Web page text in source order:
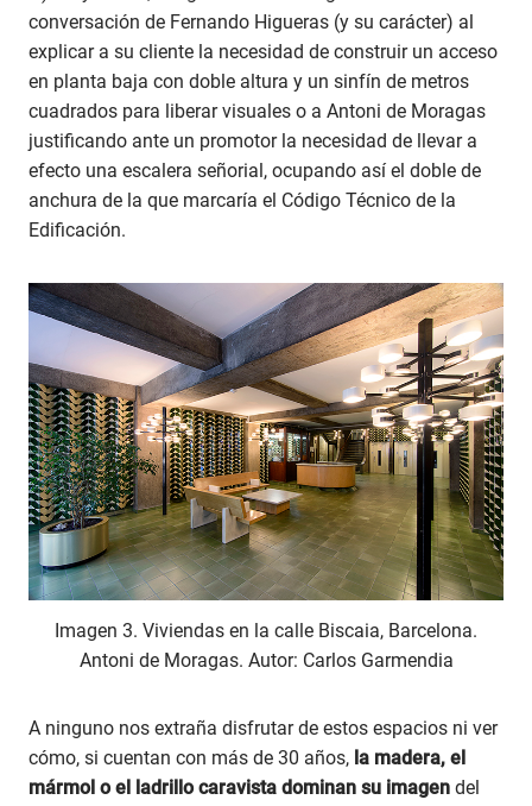
conversación de Fernando Higueras (y su carácter) al
explicar a su cliente la necesidad de construir un acceso
en planta baja con doble altura y un sinfín de metros
cuadrados para liberar visuales o a Antoni de Moragas
justificando ante un promotor la necesidad de llevar a
efecto una escalera señorial, ocupando así el doble de
anchura de la que marcaría el Código Técnico de la
Edificación.
Imagen 3. Viviendas en la calle Biscaia, Barcelona.
Antoni de Moragas. Autor: Carlos Garmendia
A ninguno nos extraña disfrutar de estos espacios ni ver
cómo, si cuentan con más de 30 años, la madera, el
mármol o el ladrillo caravista dominan su imagen del